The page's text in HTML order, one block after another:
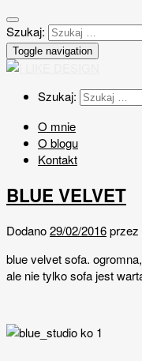
Szukaj:
Toggle navigation
Szukaj:
O mnie
O blogu
Kontakt
BLUE VELVET
Dodano29/02/2016przez
blue velvet sofa.
ale nie tylko sofa jest